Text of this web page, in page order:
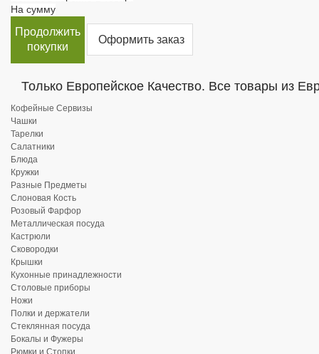
На сумму
Продолжить
покупки
Оформить заказ
Только Европейское Качество. Все товары из
Кофейные Сервизы
Чашки
Тарелки
Салатники
Блюда
Кружки
Разные Предметы
Слоновая Кость
Розовый Фарфор
Металлическая посуда
Кастрюли
Сковородки
Крышки
Кухонные принадлежности
Столовые приборы
Ножи
Полки и держатели
Стеклянная посуда
Бокалы и Фужеры
Рюмки и Стопки